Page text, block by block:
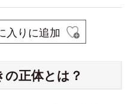
入りに追加
正体とは？